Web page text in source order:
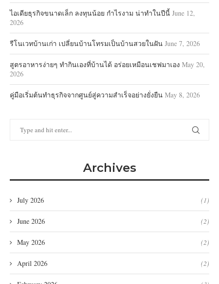
ไอเดียธุรกิจขนาดเล็ก ลงทุนน้อย กำไรงาม น่าทำในปีนี้ June 12,
2026
รีโนเวทบ้านเก่า เปลี่ยนบ้านโทรมเป็นบ้านสวยในฝัน June 7, 2026
สูตรอาหารง่ายๆ ทำกินเองที่บ้านได้ อร่อยเหมือนเชฟมาเอง May 20,
2026
คู่มือเริ่มต้นทำธุรกิจจากศูนย์สู่ความสำเร็จอย่างยั่งยืน May 8, 2026
Archives
July 2026 (1)
June 2026 (2)
May 2026 (2)
April 2026 (2)